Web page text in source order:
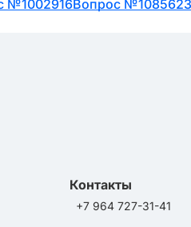
№1002916Вопрос №1085623
Контакты
+7 964 727-31-41